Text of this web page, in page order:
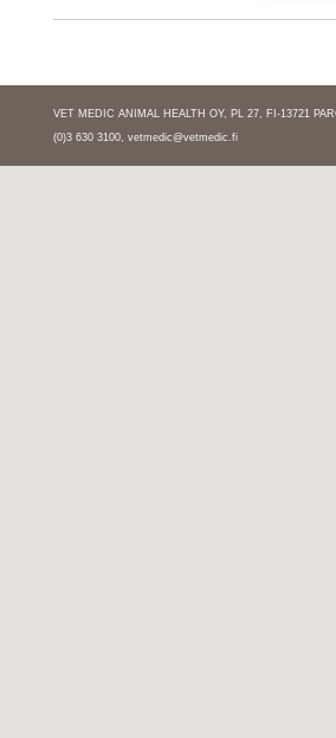
VET MEDIC ANIMAL HEALTH OY, PL 27, FI-13721
(0)3 630 3100, vetmedic@vetmedic.fi